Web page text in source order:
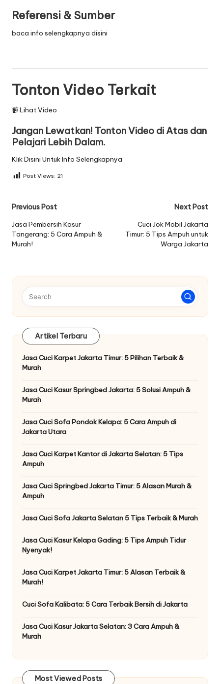
Referensi & Sumber
baca info selengkapnya disini
Tonton Video Terkait
📹 Lihat Video
Jangan Lewatkan! Tonton Video di Atas dan
Pelajari Lebih Dalam.
Klik Disini Untuk Info Selengkapnya
Post Views: 21
Post
navigation
Previous Post
Jasa Pembersih Kasur
Tangerang: 5 Cara Ampuh &
Murah!
Next Post
Cuci Jok Mobil Jakarta
Timur: 5 Tips Ampuh untuk
Warga Jakarta
Artikel Terbaru
Jasa Cuci Karpet Jakarta Timur: 5 Pilihan Terbaik &
Murah
Jasa Cuci Kasur Springbed Jakarta: 5 Solusi Ampuh &
Murah
Jasa Cuci Sofa Pondok Kelapa: 5 Cara Ampuh di
Jakarta Utara
Jasa Cuci Karpet Kantor di Jakarta Selatan: 5 Tips
Ampuh
Jasa Cuci Springbed Jakarta Timur: 5 Alasan Murah &
Ampuh
Jasa Cuci Sofa Jakarta Selatan 5 Tips Terbaik & Murah
Jasa Cuci Kasur Kelapa Gading: 5 Tips Ampuh Tidur
Nyenyak!
Jasa Cuci Karpet Jakarta Timur: 5 Alasan Terbaik &
Murah!
Cuci Sofa Kalibata: 5 Cara Terbaik Bersih di Jakarta
Jasa Cuci Kasur Jakarta Selatan: 3 Cara Ampuh &
Murah
Most Viewed Posts